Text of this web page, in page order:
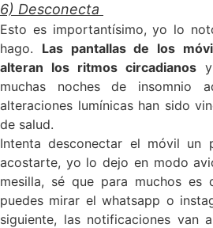
6) Desconecta
Esto es importantísimo, yo lo
hago. Las pantallas de los
alteran los ritmos circadianos
muchas noches de insomnio
alteraciones lumínicas han sido
de salud.
Intenta desconectar el móvil un
acostarte, yo lo dejo en modo
mesilla, sé que para muchos es
puedes mirar el whatsapp o
siguiente, las notificaciones van